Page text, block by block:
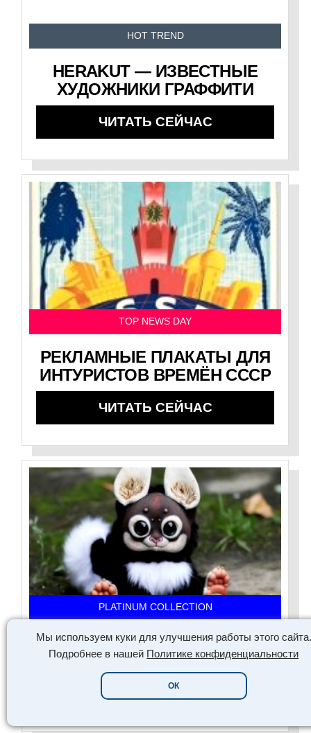
Мы используем куки для улучшения работы этого сайта.
Подробнее в нашей Политике конфиденциальности
ОК
HOT TREND
HERAKUT — ИЗВЕСТНЫЕ
ХУДОЖНИКИ ГРАФФИТИ
ЧИТАТЬ СЕЙЧАС
TOP NEWS DAY
РЕКЛАМНЫЕ ПЛАКАТЫ ДЛЯ
ИНТУРИСТОВ ВРЕМЁН СССР
ЧИТАТЬ СЕЙЧАС
PLATINUM COLLECTION
ГРАФ SANTANIEL ИГРУШКИ
МИЛЫЕ И ТРОГАТЕЛЬНЫЕ
ЧИТАТЬ СЕЙЧАС